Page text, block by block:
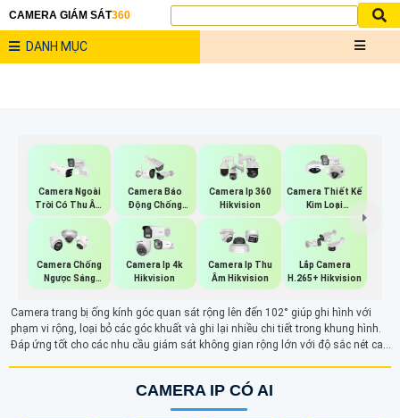
CAMERA GIÁM SÁT360
DANH MỤC
Camera Ngoài
Trời Có Thu Âm
Hik
Camera Báo
Động Chống
Trộm Hikvision
Camera Ip 360
Hikvision
Camera Thiết Kế
Kim Loại
Hikvision
Camera Chống
Ngược Sáng
Hikvision
Camera Ip 4k
Hikvision
Camera Ip Thu
Âm Hikvision
Lắp Camera
H.265+ Hikvision
Camera trang bị ống kính góc quan sát rộng lên đến 102° giúp ghi hình với
phạm vi rộng, loại bỏ các góc khuất và ghi lại nhiều chi tiết trong khung hình.
Đáp ứng tốt cho các nhu cầu giám sát không gian rộng lớn với độ sắc nét cao,
CAMERA IP CÓ AI